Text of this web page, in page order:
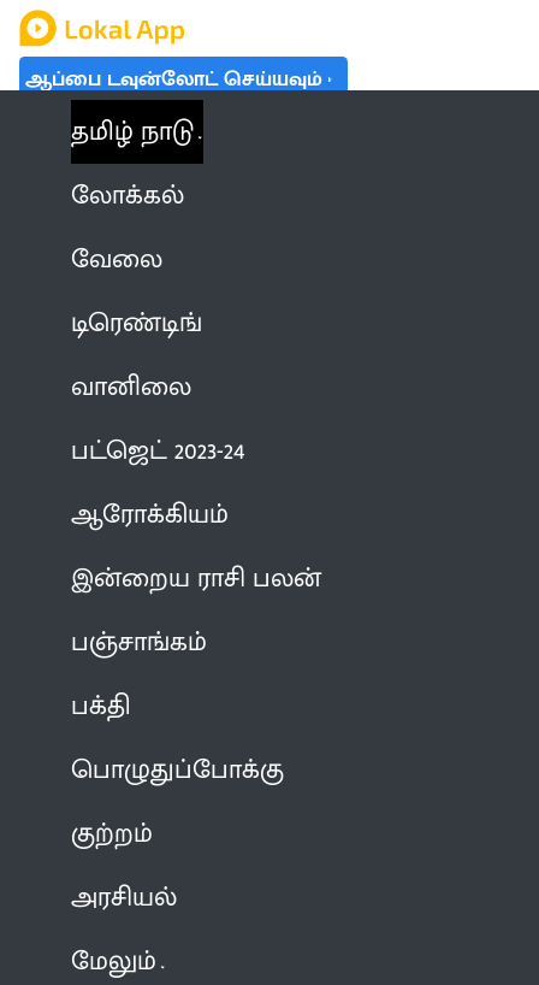
ஆப்பை டவுன்லோட் செய்யவும்
தமிழ் நாடு
லோக்கல்
வேலை
டிரெண்டிங்
வானிலை
பட்ஜெட் 2023-24
ஆரோக்கியம்
இன்றைய ராசி பலன்
பஞ்சாங்கம்
பக்தி
பொழுதுப்போக்கு
குற்றம்
அரசியல்
மேலும்